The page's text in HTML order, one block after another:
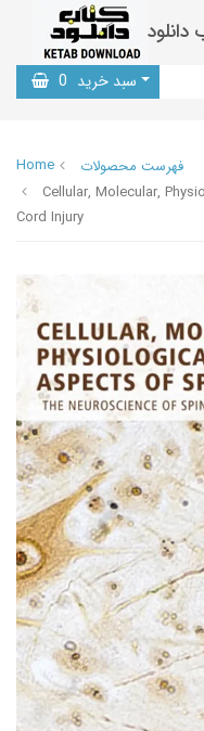
دانلود
سبد خرید 0
Home
فهرست محصولات
Cellular, Molecular,
Cord Injury